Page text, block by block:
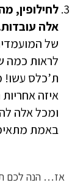
לחילופין,
אלה
של
לראות כמה
ת’כלס
איזה
ומכל אלה
באמת
אז… הנה לכם